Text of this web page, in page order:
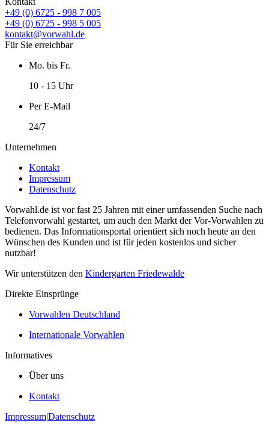
+49 (0) 6725 - 998 7 005
+49 (0) 6725 - 998 5 005
kontakt@vorwahl.de
Für Sie erreichbar
Mo. bis Fr.
10 - 15 Uhr
Per E-Mail
24/7
Unternehmen
Kontakt
Impressum
Datenschutz
Vorwahl.de ist vor fast 25 Jahren mit einer umfassenden Suche nach
Telefonvorwahl gestartet, um auch den Markt der Vor-Vorwahlen zu
bedienen. Das Informationsportal orientiert sich noch heute an den
Wünschen des Kunden und ist für jeden kostenlos und sicher
nutzbar!
Wir unterstützen den Kindergarten Friedewalde
Direkte Einsprünge
Vorwahlen Deutschland
Internationale Vorwahlen
Informatives
Über uns
Kontakt
Impressum|Datenschutz